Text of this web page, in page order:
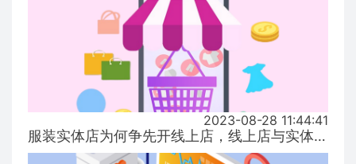
2023-08-28 11:44:41
服装实体店为何争先开线上店，线上店与实体店有什么区别？...